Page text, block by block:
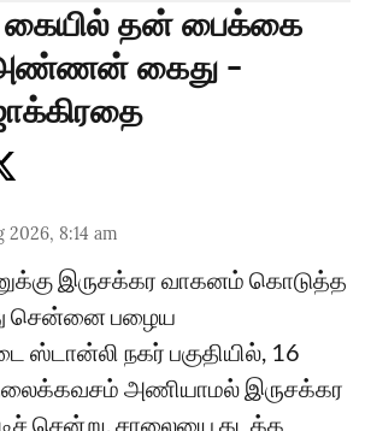
கையில் தன் பைக்கை
கைது -
2026, 8:14 am
இருசக்கர வாகனம் கொடுத்த
பழைய
நகர் பகுதியில், 16
அணியாமல் இருசக்கர
சென்று, சாலையை கடக்க